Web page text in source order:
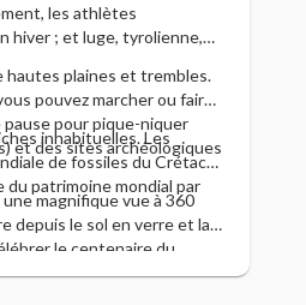
les athlètes
hiver ; et luge, tyrolienne,
hautes plaines et trembles.
pouvez marcher ou faire
pour pique-niquer
et des sites archéologiques
inhabituelles. Les
de fossiles du Crétacé.
du patrimoine mondial par
magnifique vue à 360
depuis le sol en verre et la
le centenaire du
haute de Calgary et de